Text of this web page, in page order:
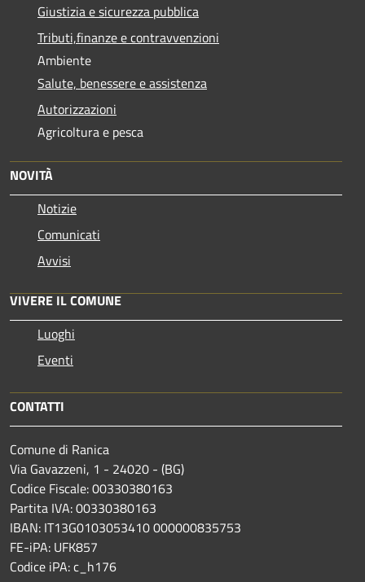
Giustizia e sicurezza pubblica
Tributi,finanze e contravvenzioni
Ambiente
Salute, benessere e assistenza
Autorizzazioni
Agricoltura e pesca
NOVITÀ
Notizie
Comunicati
Avvisi
VIVERE IL COMUNE
Luoghi
Eventi
CONTATTI
Comune di Ranica
Via Gavazzeni, 1 - 24020 - (BG)
Codice Fiscale: 00330380163
Partita IVA: 00330380163
IBAN: IT13G0103053410 000000835753
FE-iPA: UFK857
Codice iPA: c_h176